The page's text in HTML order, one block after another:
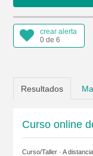
crear alerta
0 de 6
Resultados
Curso online
Curso/Taller · A